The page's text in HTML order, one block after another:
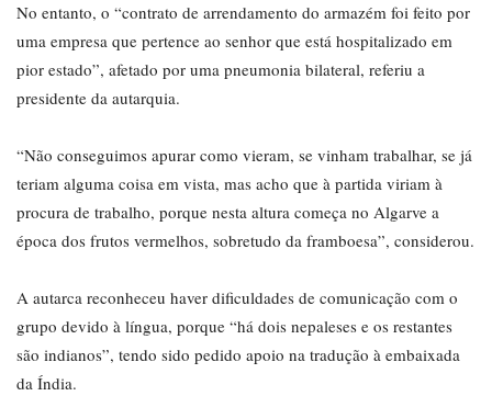
No entanto, o “contrato de arrendamento do armazém foi feito por
uma empresa que pertence ao senhor que está hospitalizado em
pior estado”, afetado por uma pneumonia bilateral, referiu a
presidente da autarquia.
“Não conseguimos apurar como vieram, se vinham trabalhar, se já
teriam alguma coisa em vista, mas acho que à partida viriam à
procura de trabalho, porque nesta altura começa no Algarve a
época dos frutos vermelhos, sobretudo da framboesa”, considerou.
A autarca reconheceu haver dificuldades de comunicação com o
grupo devido à língua, porque “há dois nepaleses e os restantes
são indianos”, tendo sido pedido apoio na tradução à embaixada
da Índia.